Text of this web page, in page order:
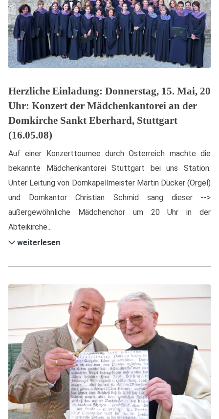
Herzliche Einladung: Donnerstag, 15. Mai, 20
Uhr: Konzert der Mädchenkantorei an der
Domkirche Sankt Eberhard, Stuttgart
(16.05.08)
Auf einer Konzerttournee durch Österreich machte die
bekannte Mädchenkantorei Stuttgart bei uns Station.
Unter Leitung von Domkapellmeister Martin Dücker (Orgel)
und Domkantor Christian Schmid sang dieser -->
außergewöhnliche Mädchenchor um 20 Uhr in der
Abteikirche...
weiterlesen